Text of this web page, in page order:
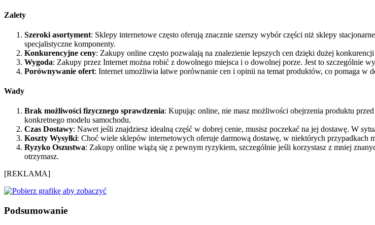
Zalety
Szeroki asortyment: Sklepy internetowe często oferują znacznie szerszy wybór części niż sklepy
specjalistyczne komponenty.
Konkurencyjne ceny: Zakupy online często pozwalają na znalezienie lepszych cen dzięki dużej
Wygoda: Zakupy przez Internet można robić z dowolnego miejsca i o dowolnej porze. Jest to szczególnie
Porównywanie ofert: Internet umożliwia łatwe porównanie cen i opinii na temat produktów, co pomaga w
Wady
Brak możliwości fizycznego sprawdzenia: Kupując online, nie masz możliwości obejrzenia produktu
konkretnego modelu samochodu.
Czas Dostawy: Nawet jeśli znajdziesz idealną część w dobrej cenie, musisz poczekać na jej dostawę. W
Koszty Wysyłki: Choć wiele sklepów internetowych oferuje darmową dostawę, w niektórych przypadkach
Ryzyko Oszustwa: Zakupy online wiążą się z pewnym ryzykiem, szczególnie jeśli korzystasz z mniej
otrzymasz.
[REKLAMA]
Podsumowanie